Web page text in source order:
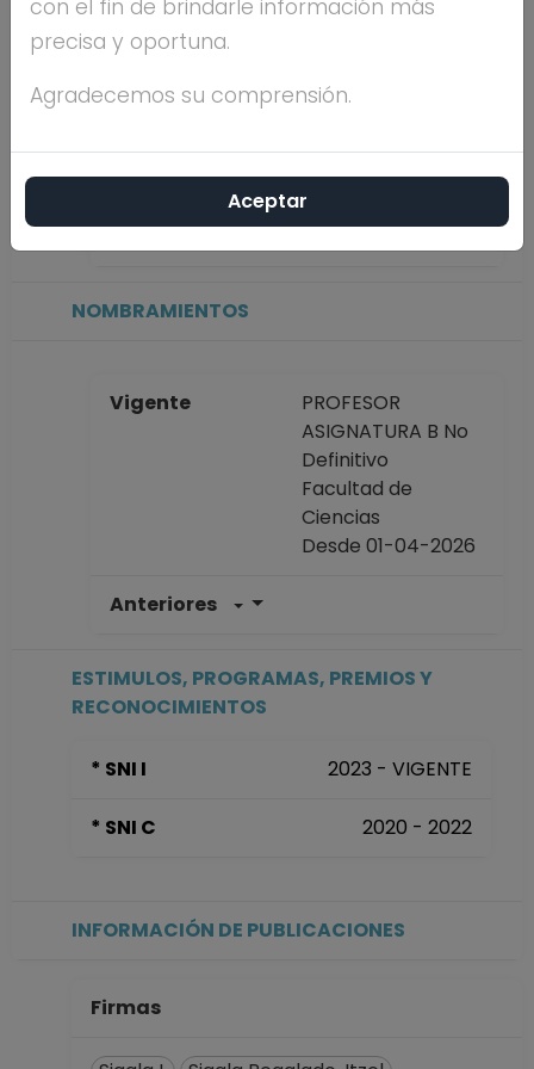
Máximo nivel de
Antigüedad
académica en la
16 años
NOMBRAMIENTOS
Vigente
PROFESOR
ASIGNATURA B No
Definitivo
Facultad de
Ciencias
Desde 01-04-2026
Anteriores
Facultad de
hasta 31-03-2026
ASIGNATURA B No
Ciencias
Definitivo
ESTIMULOS, PROGRAMAS, PREMIOS Y
RECONOCIMIENTOS
* SNI I 2023 - VIGENTE
* SNI C 2020 - 2022
INFORMACIÓN DE PUBLICACIONES
Firmas
con el fin de brindarle información más
precisa y oportuna.
Agradecemos su comprensión.
Aceptar